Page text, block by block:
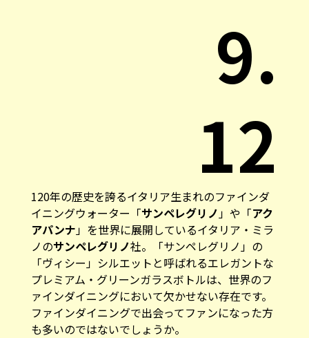
9.
12
120年の歴史を誇るイタリア生まれのファインダ
イニングウォーター「サンペレグリノ 」や「アク
アパンナ 」を世界に展開しているイタリア・ミラ
ノのサンペレグリノ社。「サンペレグリノ」の
「ヴィシー」シルエットと呼ばれるエレガントな
プレミアム・グリーンガラスボトルは、世界のフ
ァインダイニングにおいて欠かせない存在です。
ファインダイニングで出会ってファンになった方
も多いのではないでしょうか。